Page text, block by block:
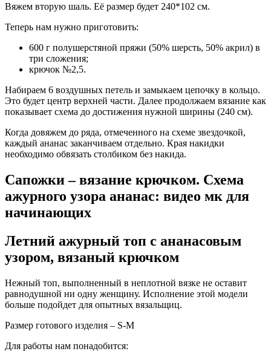
Вяжем вторую шаль. Её размер будет 240*102 см.
Теперь нам нужно приготовить:
600 г полушерстяной пряжи (50% шерсть, 50% акрил) в
три сложения;
крючок №2,5.
Набираем 6 воздушных петель и замыкаем цепочку в кольцо.
Это будет центр верхней части. Далее продолжаем вязание как
показывает схема до достижения нужной ширины (240 см).
Когда довяжем до ряда, отмеченного на схеме звездочкой,
каждый ананас заканчиваем отдельно. Края накидки
необходимо обвязать столбиком без накида.
Сапожки – вязание крючком. Схема
ажурного узора ананас: видео мк для
начинающих
Летний ажурный топ с ананасовым
узором, вязаный крючком
Нежный топ, выполненный в неплотной вязке не оставит
равнодушной ни одну женщину. Исполнение этой модели
больше подойдет для опытных вязальщиц.
Размер готового изделия – S-M
Для работы нам понадобится: